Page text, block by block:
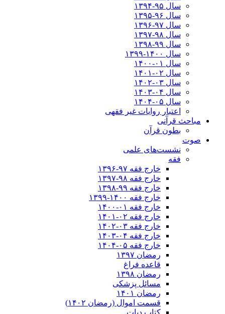
سال ۹۵-۱۳۹۴
سال ۹۶-۱۳۹۵
سال ۹۷-۱۳۹۶
سال ۹۸-۱۳۹۷
سال ۹۹-۱۳۹۸‍
سال ۱۴۰۰-۱۳۹۹
سال ۰۱-۱۴۰۰
سال ۰۲-۱۴۰۱
سال ۰۳-۱۴۰۲
سال ۰۴-۱۴۰۳
سال ۰۵-۱۴۰۴
اعتبار روایات غیر فقهی
مباحث قرآنی
بطون قرآن
صوت
نشست‌های علمی
فقه
خارج فقه ۹۷-۱۳۹۶
خارج فقه ۹۸-۱۳۹۷
خارج فقه ۹۹-۱۳۹۸
خارج فقه ۱۴۰۰-۱۳۹۹
خارج فقه ۰۱-۱۴۰۰
خارج فقه ۰۲-۱۴۰۱
خارج فقه ۰۳-۱۴۰۲
خارج فقه ۰۴-۱۴۰۳
خارج فقه ۰۵-۱۴۰۴
رمضان ۱۳۹۷
قاعده فراغ
رمضان ۱۳۹۸
مسائل پزشکی
رمضان ۱۴۰۱
قسمت اموال (رمضان ۱۴۰۲)
کتاب دیات